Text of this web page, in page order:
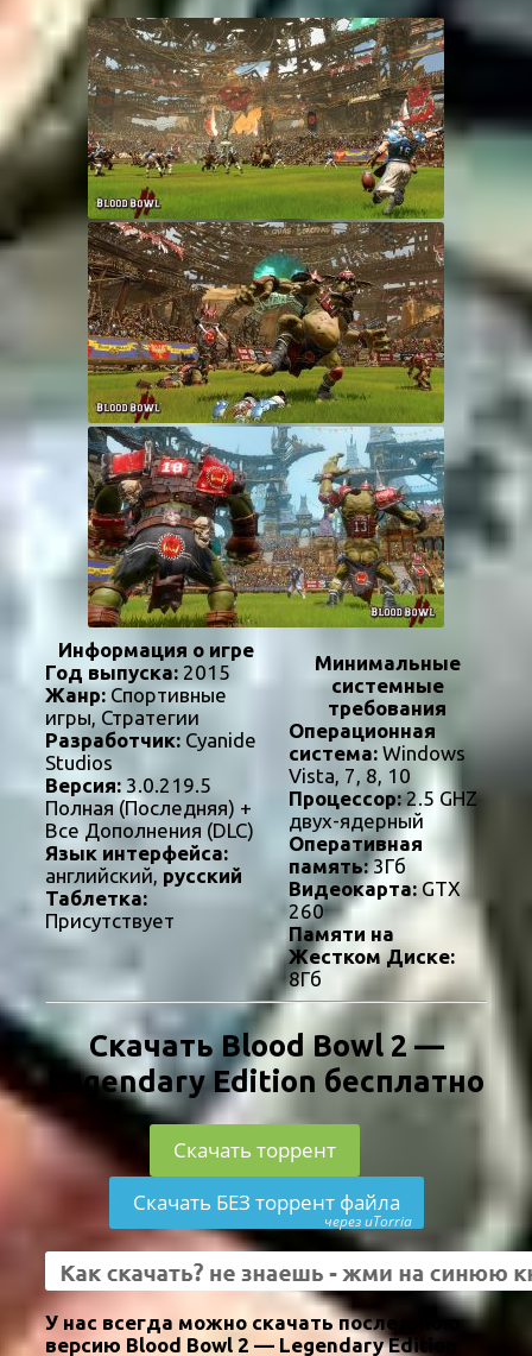
Информация о игре
Год выпуска: 2015
Жанр: Спортивные
игры, Стратегии
Разработчик: Cyanide
Studios
Версия: 3.0.219.5
Полная (Последняя) +
Все Дополнения (DLC)
Язык интерфейса:
английский, русский
Таблетка:
Присутствует
Минимальные
системные
требования
Операционная
система:Windows
Vista, 7, 8, 10
Процессор:2.5 GHZ
двух-ядерный
Оперативная
память:3Гб
Видеокарта:GTX
260
Памяти на
Жестком Диске:
8Гб
Скачать Blood Bowl 2 —
Legendary Edition бесплатно
Скачать торрент
Скачать БЕЗ торрент файла
через uTorria
У нас всегда можно скачать последнюю
версию Blood Bowl 2 — Legendary Edition